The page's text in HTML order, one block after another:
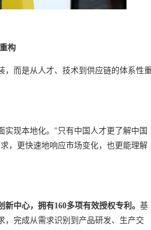
构
，而是从人才、技术到供应链的体系性
实现本地化。"只有中国人才更了解中国
，更快速地响应市场变化，也更能理解
中心，拥有160多项有效授权专利。 基
，完成从需求识别到产品研发、生产交